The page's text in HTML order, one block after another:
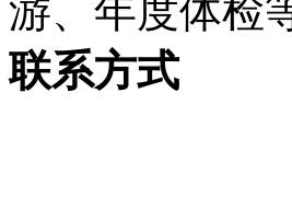
游、年度体检
联系方式